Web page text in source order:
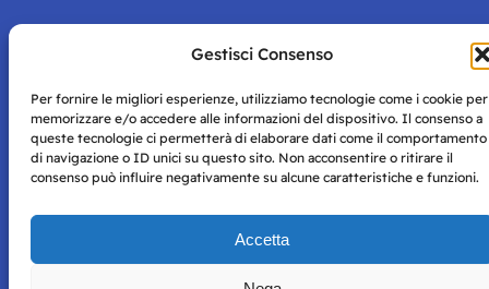
Gestisci Consenso
Per fornire le migliori esperienze, utilizziamo tecnologie come i cookie per
memorizzare e/o accedere alle informazioni del dispositivo. Il consenso a
queste tecnologie ci permetterà di elaborare dati come il comportamento
di navigazione o ID unici su questo sito. Non acconsentire o ritirare il
consenso può influire negativamente su alcune caratteristiche e funzioni.
Accetta
Napoli con autorizzazione numero 38 del 25/9/2019.
Tutte le immagini e i contenuti su questo sito sono forniti